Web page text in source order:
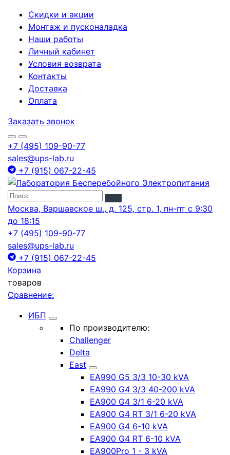
Скидки и акции
Монтаж и пусконаладка
Наши работы
Личный кабинет
Условия возврата
Контакты
Доставка
Оплата
Заказать звонок
+7 (495) 109-90-77
sales@ups-lab.ru
+7 (915) 067-22-45
Москва, Варшавское ш., д. 125, стр. 1, пн-пт с 9:30
до 18:15
+7 (495) 109-90-77
sales@ups-lab.ru
+7 (915) 067-22-45
Корзина
товаров
Сравнение:
ИБП
По производителю:
Challenger
Delta
East
EA990 G5 3/3 10-30 kVA
EA990 G4 3/3 40-200 kVA
EA900 G4 3/1 6-20 kVA
EA900 G4 RT 3/1 6-20 kVA
EA900 G4 6-10 kVA
EA900 G4 RT 6-10 kVA
EA900Pro 1 - 3 kVA